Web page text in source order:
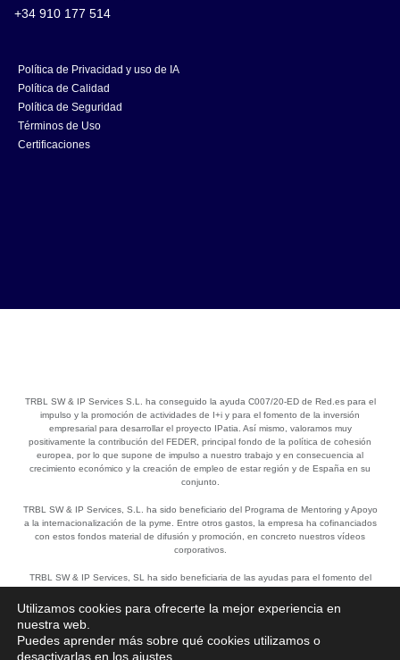
+34 910 177 514
Política de Privacidad y uso de IA
Política de Calidad
Política de Seguridad
Términos de Uso
Certificaciones
TRBL SW & IP Services S.L. ha conseguido la ayuda C007/20-ED de Red.es para el
impulso y la promoción de actividades de I+i y para el fomento de la inversión
empresarial para desarrollar el proyecto IPatia. Así mismo, valoramos muy
positivamente la contribución del FEDER, principal fondo de la política de cohesión
europea, por lo que supone de impulso a nuestro trabajo y en consecuencia al
crecimiento económico y la creación de empleo de estar región y de España en su
conjunto.
TRBL SW & IP Services, S.L. ha sido beneficiario del Programa de Mentoring y Apoyo
a la internacionalización de la pyme. Entre otros gastos, la empresa ha cofinanciados
con estos fondos material de difusión y promoción, en concreto nuestros vídeos
corporativos.
TRBL SW & IP Services, SL ha sido beneficiaria de las ayudas para el fomento del
impulsar la contratación y consolidación de puestos de trabajo en el tejido
empresarial. Gracias a este apoyo, hemos podido reforzar nuestro equipo humano,
contribuyendo a la mejora de nuestra competitividad y a la estabilidad laboral de
nuestros profesionales. Actualmente, también contamos con solicitudes activas para
nuevas líneas de ayuda dentro de este mismo programa, reforzando nuestro
Utilizamos cookies para ofrecerte la mejor experiencia en
nuestra web.
Puedes aprender más sobre qué cookies utilizamos o
desactivarlas en los ajustes